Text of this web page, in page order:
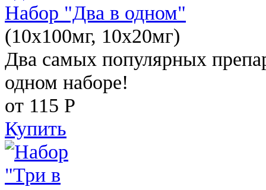
Набор "Два в одном"
(10x100мг, 10x20мг)
Два самых популярных
одном наборе!
от 115 Р
Купить